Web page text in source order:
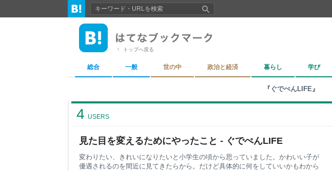
トップへ戻る
総合 一般 世の中 政治と経済 暮らし 学び
『ぐでぺんLIFE』
見た目を変えるためにやったこと - ぐでぺんLIFE
4 USERS
変わりたい、きれいになりたいと小学生の頃から思っていました。かわいい子が
優遇されるのを間近に見てきたらから。だけど具体的に何をしていいかもわから